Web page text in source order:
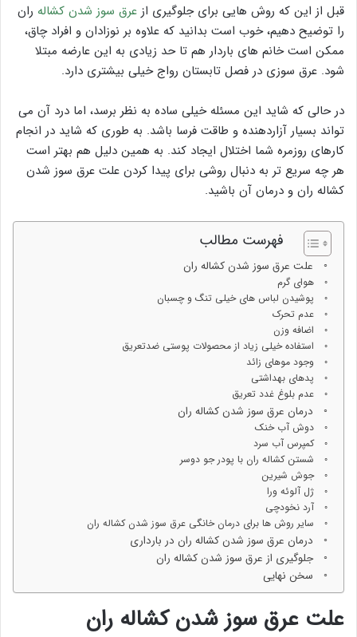
قبل از این که روش هایی برای جلوگیری از عرق سوز شدن کشاله ران
را توضیح دهیم، خوب است بدانید که علاوه بر نوزادان و افراد چاق،
ممکن است خانم های باردار هم تا حد زیادی به این عارضه مبتلا
شود. عرق سوزی در فصل تابستان رواج خیلی بیشتری دارد.
در حالی که شاید این مسئله خیلی ساده به نظر برسد، اما درد آن می
تواند بسیار آزاردهنده و طاقت فرسا باشد. به طوری که شاید در انجام
کارهای روزمره شما اختلال ایجاد کند. به همین دلیل هم بهتر است
هر چه سریع تر به دنبال روشی برای پیدا کردن علت عرق سوز شدن
کشاله ران و درمان آن باشید.
فهرست مطالب
علت عرق سوز شدن کشاله ران
هوای گرم
پوشیدن لباس های خیلی تنگ و چسبان
عدم تحرک
اضافه وزن
استفاده خیلی زیاد از محصولات پوستی ضدتعریق
وجود موهای زائد
پدهای بهداشتی
عدم بلوغ غدد تعریق
درمان عرق سوز شدن کشاله ران
دوش آب خنک
کمپرس آب سرد
شستن کشاله ران با پودر جو دوسر
جوش شیرین
ژل آلوئه ورا
آرد نخودچی
سایر روش ها برای درمان خانگی عرق سوز شدن کشاله ران
درمان عرق سوز شدن کشاله ران در بارداری
جلوگیری از عرق سوز شدن کشاله ران
سخن نهایی
علت عرق سوز شدن کشاله ران